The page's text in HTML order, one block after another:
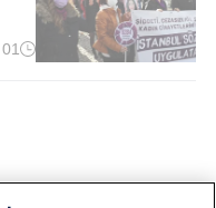
وقت
01 يوليو 2021